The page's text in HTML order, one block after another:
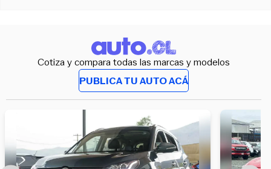
Cotiza y compara todas las marcas y modelos
PUBLICA TU AUTO ACÁ